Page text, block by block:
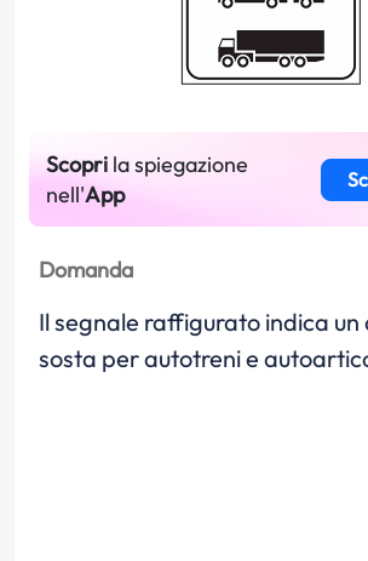
Scopri la spiegazione
nell'App
Domanda
Il segnale raffigurato indica un
sosta per autotreni e